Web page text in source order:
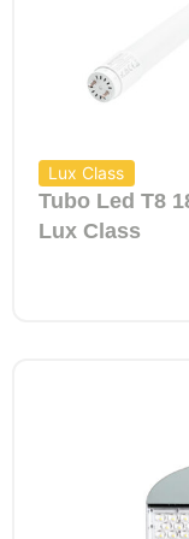
Lux Class
Tubo Led T8
Lux Class